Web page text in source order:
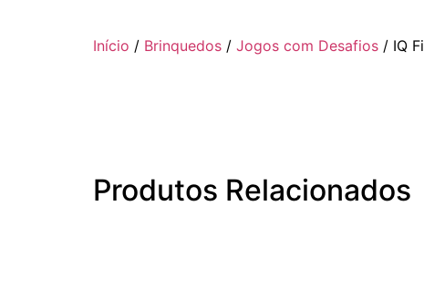
CARRINHO
Início / Brinquedos / Jogos com Desafios / IQ
Produtos Relacionados